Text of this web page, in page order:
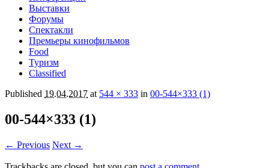
Выставки
Форумы
Спектакли
Премьеры кинофильмов
Food
Туризм
Сlassified
Published 19.04.2017 at 544 × 333 in 00-544×333 (1)
00-544×333 (1)
← Previous Next →